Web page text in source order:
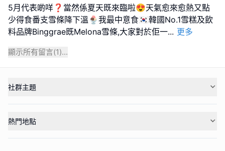
5月代表啲咩❓當然係夏天既來臨啦😍天氣愈來愈熱又點
少得食番支雪條降下溫🍨我最中意食🇰🇷韓國No.1雪糕及飲
料品牌Binggrae既Melona雪條,大家對於佢一... 更多
顯示所有留言(1)...
社群主題
熱門地點